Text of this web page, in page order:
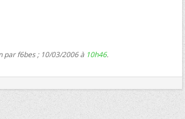
par f6bes ; 10/03/2006 à 10h46.